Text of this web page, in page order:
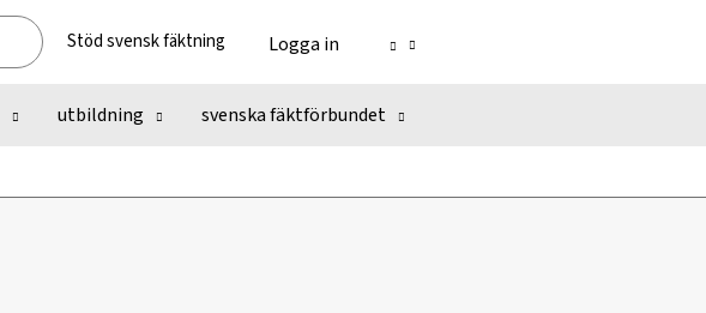
Stöd svensk fäktning Logga in
utbildning svenska fäktförbundet